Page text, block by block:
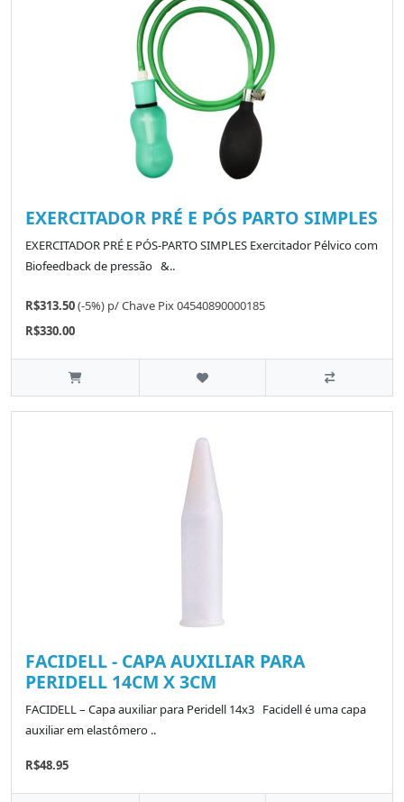
EXERCITADOR PRÉ E PÓS PARTO SIMPLES
EXERCITADOR PRÉ E PÓS-PARTO SIMPLES Exercitador Pélvico com
Biofeedback de pressão &..
R$313.50(-5%) p/Chave Pix 04540890000185
R$330.00
FACIDELL - CAPA AUXILIAR PARA
PERIDELL 14CM X 3CM
FACIDELL – Capa auxiliar para Peridell 14x3 Facidell é uma capa
auxiliar em elastômero ..
R$48.95